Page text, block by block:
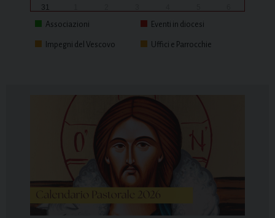
31
Associazioni
Eventi in diocesi
Impegni del Vescovo Uffici e Parrocchie